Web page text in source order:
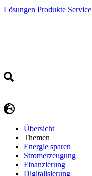
Lösungen Produkte Service
Übersicht
Themen
Energie sparen
Stromerzeugung
Finanzierung
Digitalisierung